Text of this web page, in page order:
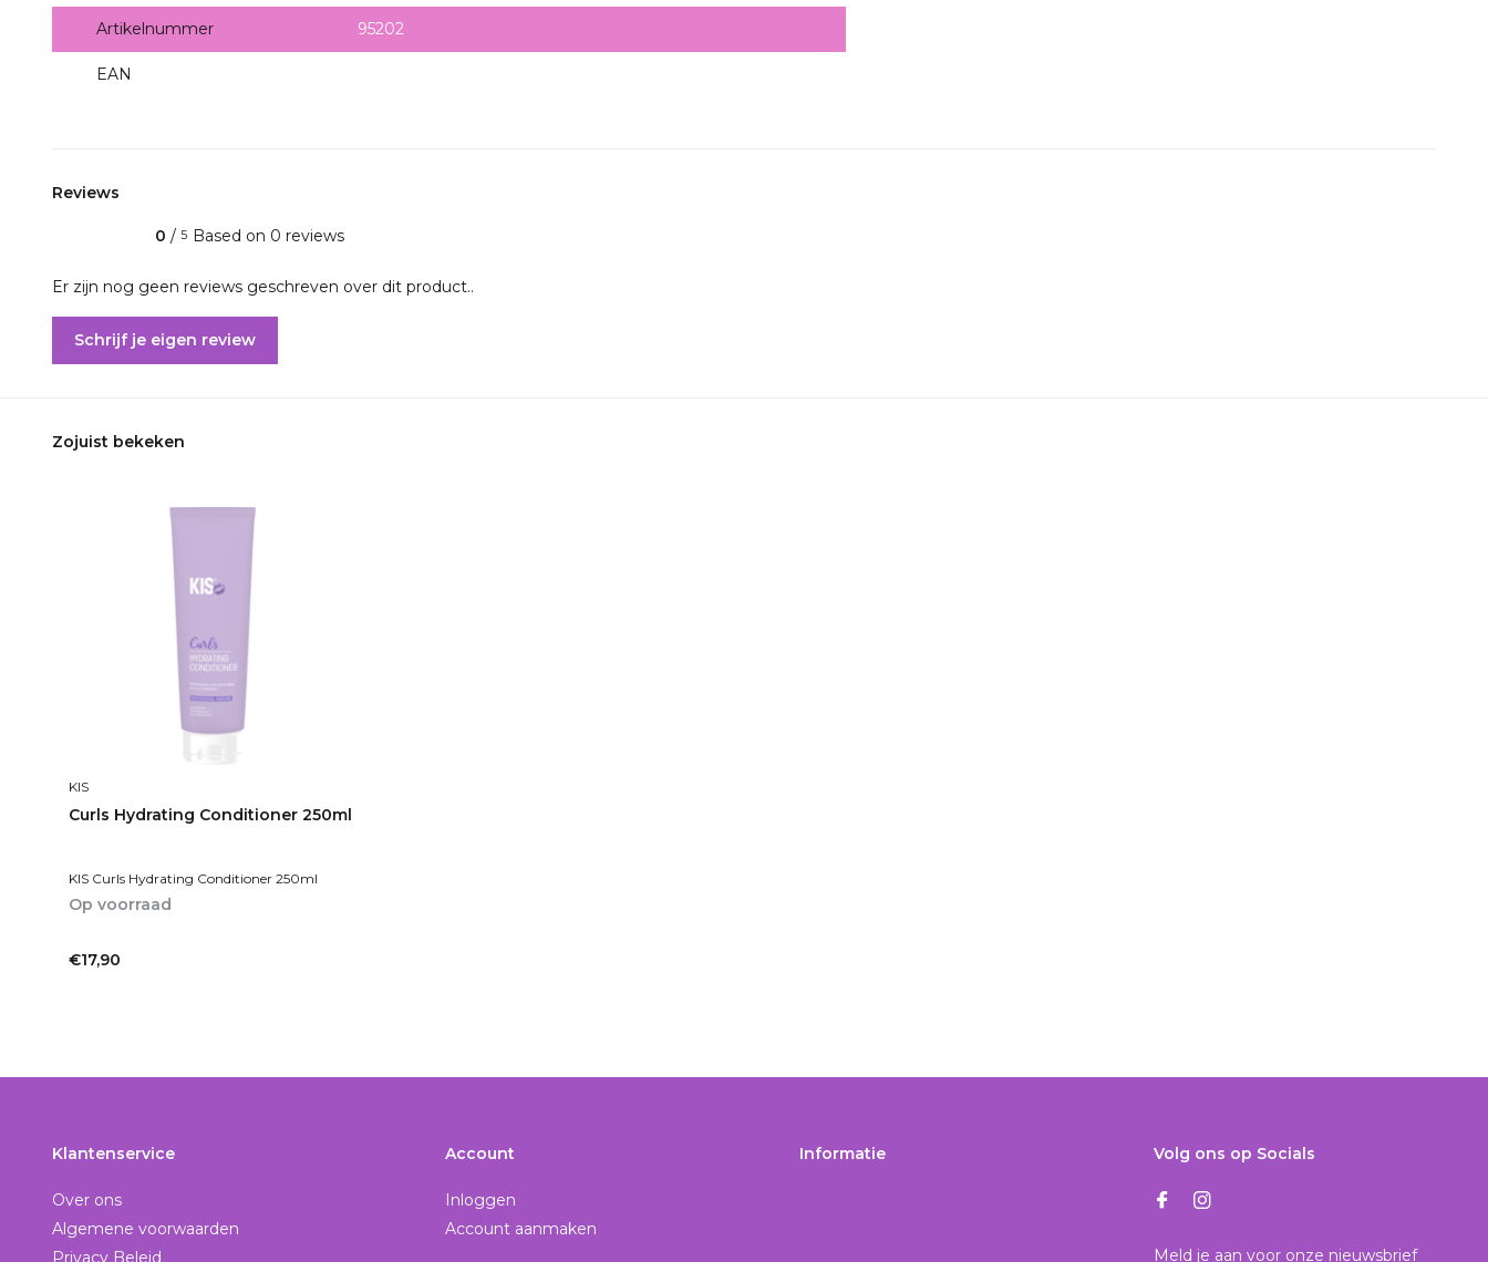
Artikelnummer 95202
EAN
Reviews
0 / 5 Based on 0 reviews
Er zijn nog geen reviews geschreven over dit product..
Schrijf je eigen review
Zojuist bekeken
KIS
Curls Hydrating Conditioner 250ml
KIS Curls Hydrating Conditioner 250ml
Op voorraad
€17,90
Klantenservice
Over ons
Algemene voorwaarden
Privacy Beleid
Account
Inloggen
Account aanmaken
Informatie Volg ons op Socials
Meld je aan voor onze nieuwsbrief